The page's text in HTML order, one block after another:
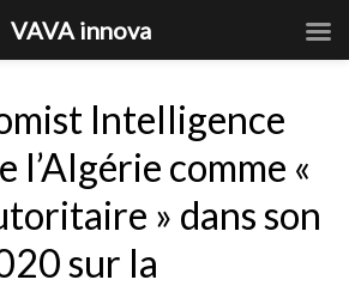
Intelligence
l’Algérie comme «
» dans son
sur la
VAVA innova